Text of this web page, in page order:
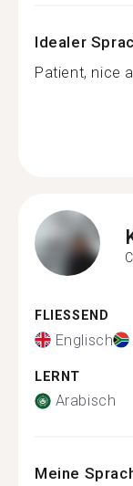
Idealer
Patient, nice
FLIESSEND
Englisch
LERNT
Arabisch
Meine